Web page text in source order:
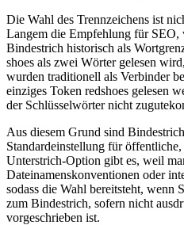
Die Wahl des Trennzeichens ist
Langem die Empfehlung für SEO,
Bindestrich historisch als
shoes als zwei Wörter gelesen
wurden traditionell als Verbinder
einziges Token redshoes gelesen
der Schlüsselwörter nicht
Aus diesem Grund sind
Standardeinstellung für
Unterstrich-Option gibt es, weil
Dateinamenskonventionen oder
sodass die Wahl bereitsteht, wenn
zum Bindestrich, sofern nicht
vorgeschrieben ist.